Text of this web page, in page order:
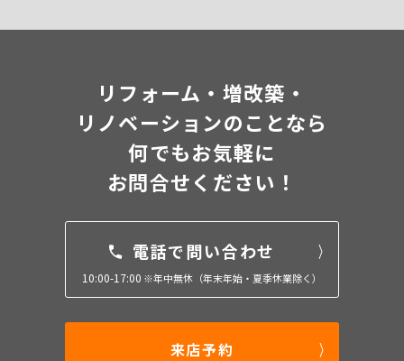
リフォーム・増改築・
リノベーションのことなら
何でもお気軽に
お問合せください！
電話で問い合わせ
10:00-17:00 ※年中無休（年末年始・夏季休業除く）
来店予約